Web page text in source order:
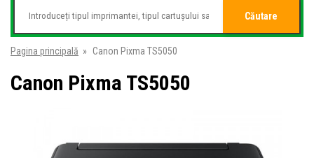
Căutare
Pagina principală » Canon Pixma TS5050
Canon Pixma TS5050